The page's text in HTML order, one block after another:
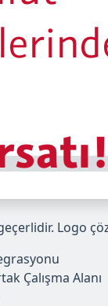
Logo
Çalışma Alanı